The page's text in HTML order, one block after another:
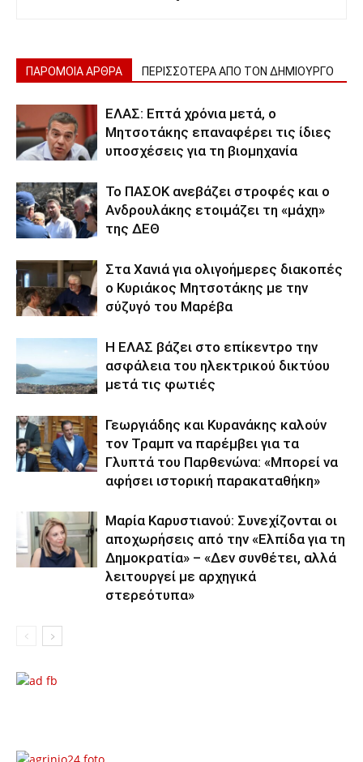
ΠΑΡΟΜΟΙΑ ΑΡΘΡΑ ΠΕΡΙΣΣΟΤΕΡΑ ΑΠΟ ΤΟΝ ΔΗΜΙΟΥΡΓΟ
ΕΛΑΣ: Επτά χρόνια μετά, ο
Μητσοτάκης επαναφέρει τις ίδιες
υποσχέσεις για τη βιομηχανία
Το ΠΑΣΟΚ ανεβάζει στροφές και ο
Ανδρουλάκης ετοιμάζει τη «μάχη»
της ΔΕΘ
Στα Χανιά για ολιγοήμερες διακοπές
ο Κυριάκος Μητσοτάκης με την
σύζυγό του Μαρέβα
Η ΕΛΑΣ βάζει στο επίκεντρο την
ασφάλεια του ηλεκτρικού δικτύου
μετά τις φωτιές
Γεωργιάδης και Κυρανάκης καλούν
τον Τραμπ να παρέμβει για τα
Γλυπτά του Παρθενώνα: «Μπορεί να
αφήσει ιστορική παρακαταθήκη»
Μαρία Καρυστιανού: Συνεχίζονται οι
αποχωρήσεις από την «Ελπίδα για τη
Δημοκρατία» – «Δεν συνθέτει, αλλά
λειτουργεί με αρχηγικά
στερεότυπα»